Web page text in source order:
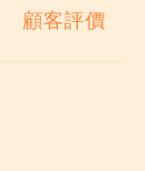
顧客評價